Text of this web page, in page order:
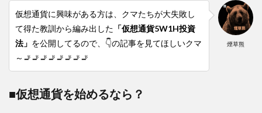
煙草熊
仮想通貨に興味がある方は、クマたちが大失敗し
て得た教訓から編み出した 「仮想通貨5W1H投資
法」 を公開してるので、👇の記事を見てほしいクマ
～🚬🚬🚬🚬🚬🚬🚬🚬
■仮想通貨を始めるなら？